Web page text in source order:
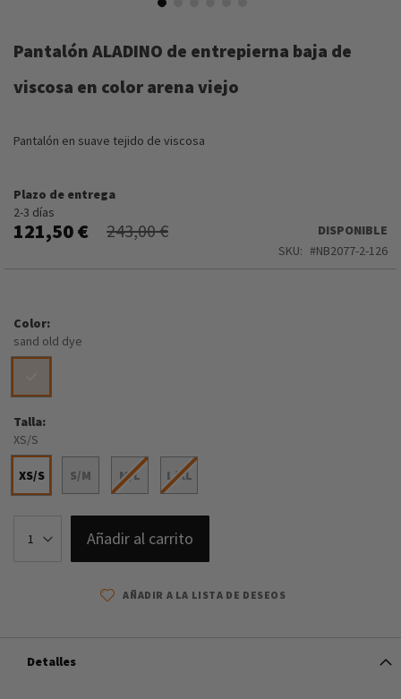
comienzo
de
la
imágenes
Pantalón ALADINO de entrepierna baja de
viscosa en color arena viejo
Pantalón en suave tejido de viscosa
Plazo de entrega
2-3 días
121,50 € 243,00 €
DISPONIBLE
SKU
NB2077-2-126
Color
sand old dye
Talla
XS/S
XS/S S/M M/L L/XL
Añadir al carrito
AÑADIR A LA LISTA DE DESEOS
Detalles